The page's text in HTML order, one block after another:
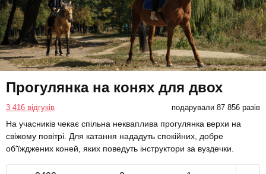
Прогулянка на конях для двох
3 416 відгуків подарували 87 856 разів
На учасників чекає спільна некваплива прогулянка верхи на
свіжому повітрі. Для катання нададуть спокійних, добре
об'їжджених коней, яких поведуть інструктори за вуздечки.